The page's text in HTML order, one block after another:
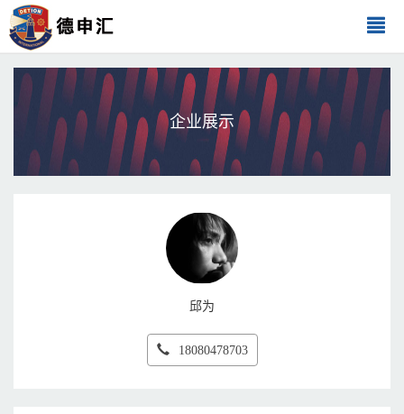
企业展示
邱为
18080478703